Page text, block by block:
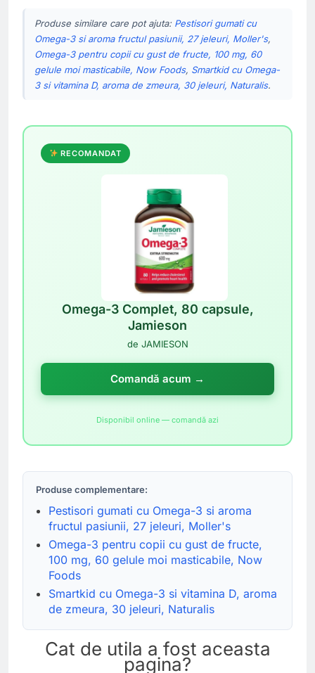
Produse similare care pot ajuta: Pestisori gumati cu
Omega-3 si aroma fructul pasiunii, 27 jeleuri, Moller's,
Omega-3 pentru copii cu gust de fructe, 100 mg, 60
gelule moi masticabile, Now Foods, Smartkid cu Omega-
3 si vitamina D, aroma de zmeura, 30 jeleuri, Naturalis.
RECOMANDAT
Omega-3 Complet, 80 capsule,
Jamieson
de JAMIESON
Comandă acum →
Disponibil online — comandă azi
Produse complementare:
Pestisori gumati cu Omega-3 si aroma
fructul pasiunii, 27 jeleuri, Moller's
Omega-3 pentru copii cu gust de fructe,
100 mg, 60 gelule moi masticabile, Now
Foods
Smartkid cu Omega-3 si vitamina D, aroma
de zmeura, 30 jeleuri, Naturalis
Cat de utila a fost aceasta
pagina?